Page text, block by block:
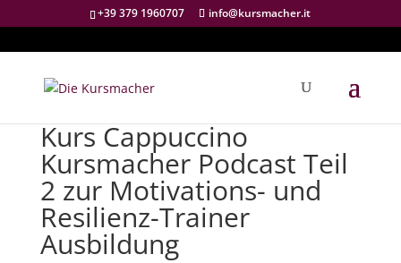
+39 379 1960707 info@kursmacher.it
Kurs Cappuccino
Kursmacher Podcast Teil
2 zur Motivations- und
Resilienz-Trainer
Ausbildung